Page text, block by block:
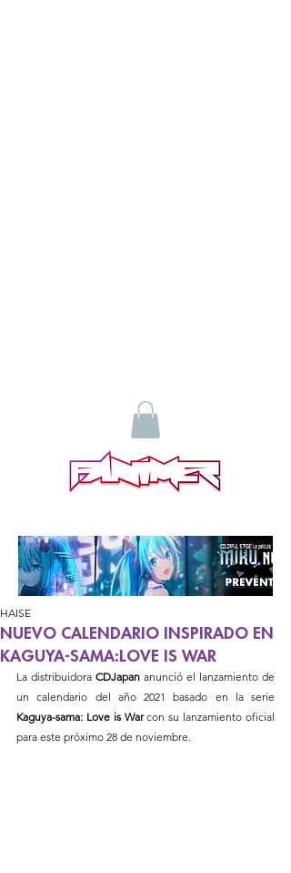
NUEVO CALENDARIO INSPIRADO EN
KAGUYA-SAMA:LOVE IS WAR
HAISE
La distribuidora CDJapan anunció el lanzamiento de
Kaguya-sama: Love is War con su lanzamiento oficial
para este próximo 28 de noviembre.